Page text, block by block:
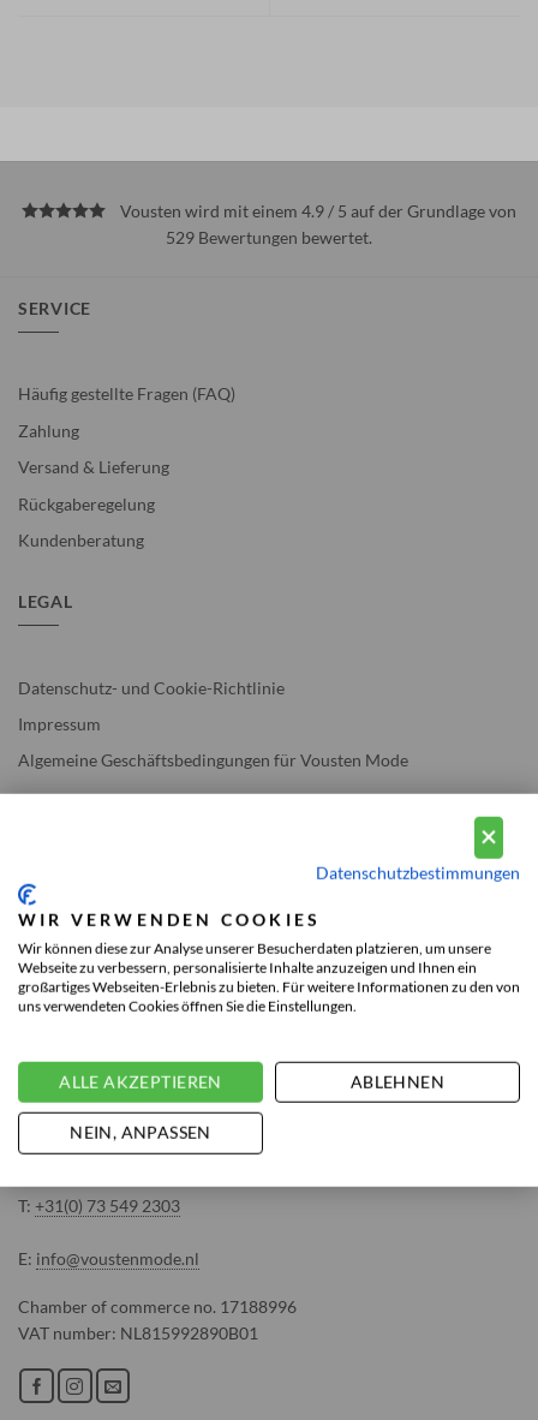
Vousten wird mit einem 4.9 / 5 auf der Grundlage von
529 Bewertungen bewertet.
SERVICE
Häufig gestellte Fragen (FAQ)
Zahlung
Versand & Lieferung
Rückgaberegelung
Kundenberatung
LEGAL
Datenschutz- und Cookie-Richtlinie
Impressum
Algemeine Geschäftsbedingungen für Vousten Mode
Vousten Mode: Durch Königlichen Erlass Hoflieferant
Unsere service
KONTAKTINFORMATIONEN
VOUSTEN BRANDS OF THE WORLD
T: +31(0) 73 549 2303
E: info@voustenmode.nl
Chamber of commerce no. 17188996
VAT number: NL815992890B01
Datenschutzbestimmungen
WIR VERWENDEN COOKIES
Wir können diese zur Analyse unserer Besucherdaten platzieren, um unsere
Webseite zu verbessern, personalisierte Inhalte anzuzeigen und Ihnen ein
großartiges Webseiten-Erlebnis zu bieten. Für weitere Informationen zu den von
uns verwendeten Cookies öffnen Sie die Einstellungen.
ALLE AKZEPTIEREN ABLEHNEN
NEIN, ANPASSEN